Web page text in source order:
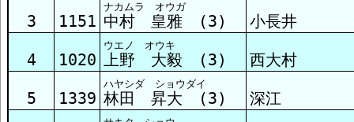
3 1151
ナカムラ オウガ
中村 皇雅 (3) 小長井
4 1020
ウエノ オウキ
上野 大毅 (3) 西大村
5 1339
ハヤシダ ショウダイ
林田 昇大 (3) 深江